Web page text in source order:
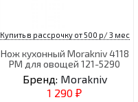
Купить в рассрочку от 500 р/ 3 мес
Нож кухонный Morakniv 4118
РM для овощей 121-5290
Бренд: Morakniv
1 290 ₽